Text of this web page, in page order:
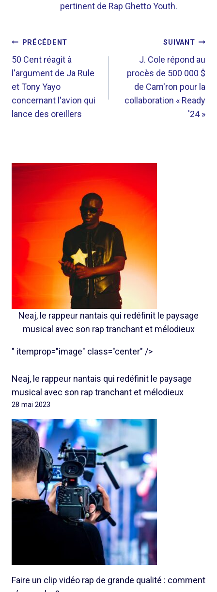
pertinent de Rap Ghetto Youth.
NAVIGATION
DE
L’ARTICLE
PRÉCÉDENT
50 Cent réagit à
l'argument de Ja Rule
et Tony Yayo
concernant l'avion qui
lance des oreillers
SUIVANT
J. Cole répond au
procès de 500 000 $
de Cam'ron pour la
collaboration « Ready
'24 »
Neaj, le rappeur nantais qui redéfinit le paysage
musical avec son rap tranchant et mélodieux
" itemprop="image" class="center" />
Neaj, le rappeur nantais qui redéfinit le paysage
musical avec son rap tranchant et mélodieux
28 mai 2023
Faire un clip vidéo rap de grande qualité : comment